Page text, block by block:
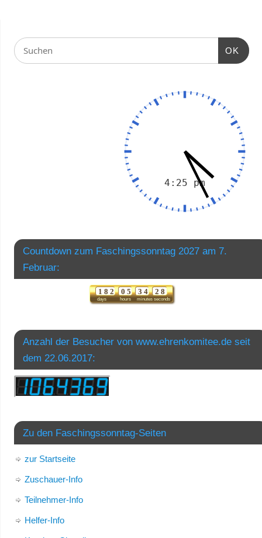
OK
Countdown zum Faschingssonntag 2027 am 7.
Februar:
days
1 8 2
hours
0 5
minutes
3 4
seconds
2 7
8
Anzahl der Besucher von www.ehrenkomitee.de seit
dem 22.06.2017:
Zu den Faschingssonntag-Seiten
zur Startseite
Zuschauer-Info
Teilnehmer-Info
Helfer-Info